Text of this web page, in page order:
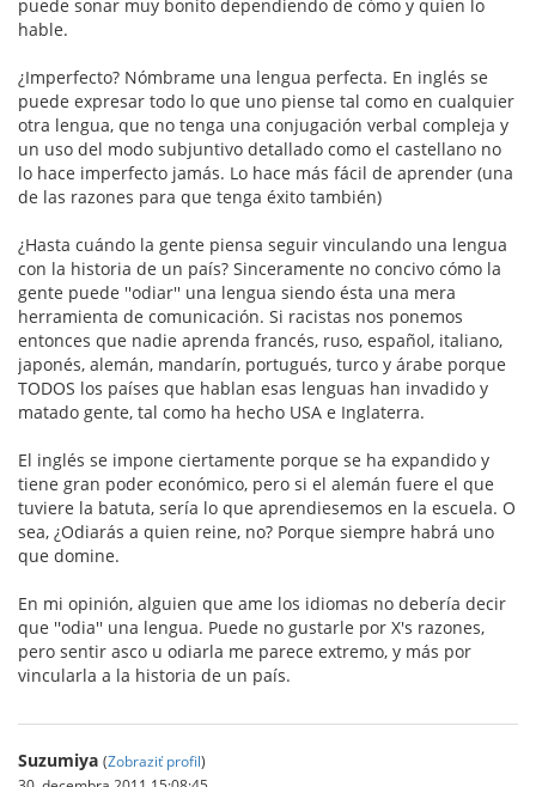
puede sonar muy bonito dependiendo de cómo y quien lo
hable.
¿Imperfecto? Nómbrame una lengua perfecta. En inglés se
puede expresar todo lo que uno piense tal como en cualquier
otra lengua, que no tenga una conjugación verbal compleja y
un uso del modo subjuntivo detallado como el castellano no
lo hace imperfecto jamás. Lo hace más fácil de aprender (una
de las razones para que tenga éxito también)
¿Hasta cuándo la gente piensa seguir vinculando una lengua
con la historia de un país? Sinceramente no concivo cómo la
gente puede ''odiar'' una lengua siendo ésta una mera
herramienta de comunicación. Si racistas nos ponemos
entonces que nadie aprenda francés, ruso, español, italiano,
japonés, alemán, mandarín, portugués, turco y árabe porque
TODOS los países que hablan esas lenguas han invadido y
matado gente, tal como ha hecho USA e Inglaterra.
El inglés se impone ciertamente porque se ha expandido y
tiene gran poder económico, pero si el alemán fuere el que
tuviere la batuta, sería lo que aprendiesemos en la escuela. O
sea, ¿Odiarás a quien reine, no? Porque siempre habrá uno
que domine.
En mi opinión, alguien que ame los idiomas no debería decir
que ''odia'' una lengua. Puede no gustarle por X's razones,
pero sentir asco u odiarla me parece extremo, y más por
vincularla a la historia de un país.
Suzumiya (Zobraziť profil)